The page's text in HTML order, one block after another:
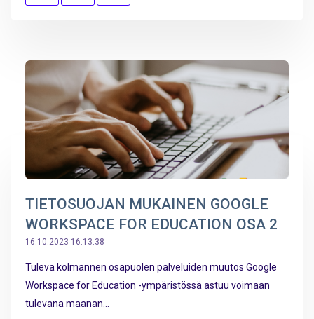
TIETOSUOJAN MUKAINEN GOOGLE
WORKSPACE FOR EDUCATION OSA 2
16.10.2023 16:13:38
Tuleva kolmannen osapuolen palveluiden muutos Google
Workspace for Education -ympäristössä astuu voimaan
tulevana maanan...